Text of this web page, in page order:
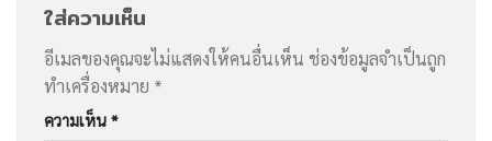
ใส่ความเห็น
อีเมลของคุณจะไม่แสดงให้คนอื่นเห็น ช่องข้อมูลจำเป็นถูก
ทำเครื่องหมาย *
ความเห็น *